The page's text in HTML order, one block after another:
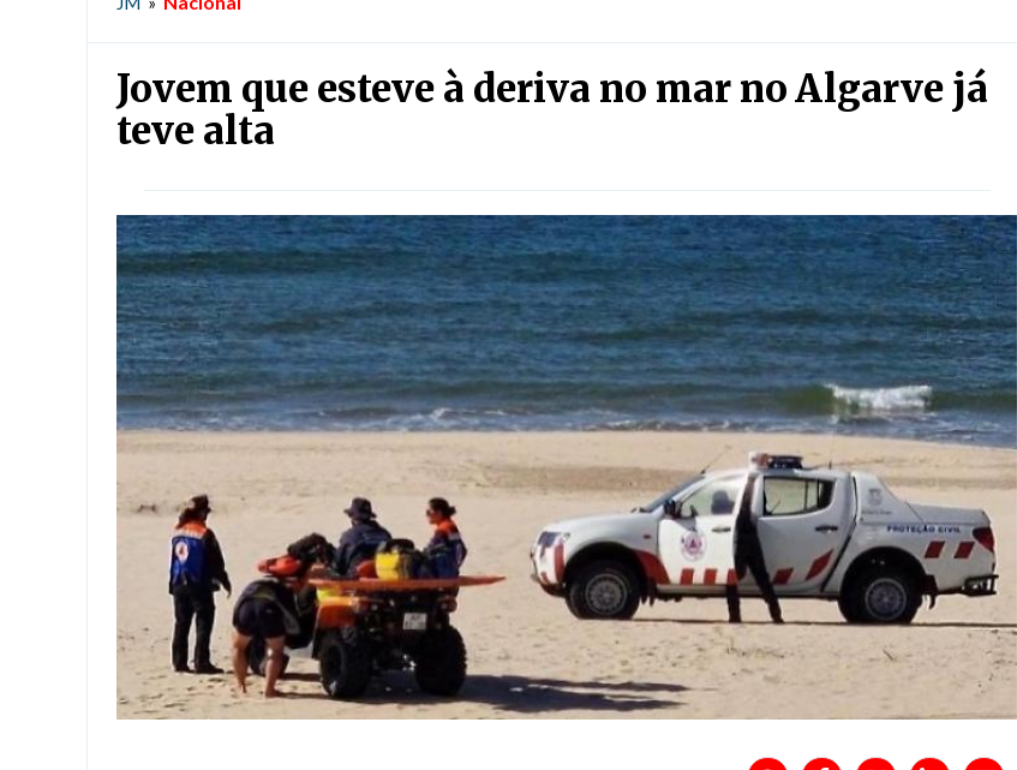
Jovem que esteve à deriva no mar no Algarve já
teve alta